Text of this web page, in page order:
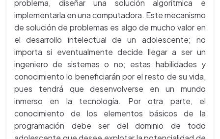
problema, diseñar una solución algorítmica e
implementarla en una computadora. Este mecanismo
de solución de problemas es algo de mucho valor en
el desarrollo intelectual de un adolescente; no
importa si eventualmente decide llegar a ser un
ingeniero de sistemas o no; estas habilidades y
conocimiento lo beneficiarán por el resto de su vida,
pues tendrá que desenvolverse en un mundo
inmerso en la tecnología. Por otra parte, el
conocimiento de los elementos básicos de la
programación debe ser del dominio de todo